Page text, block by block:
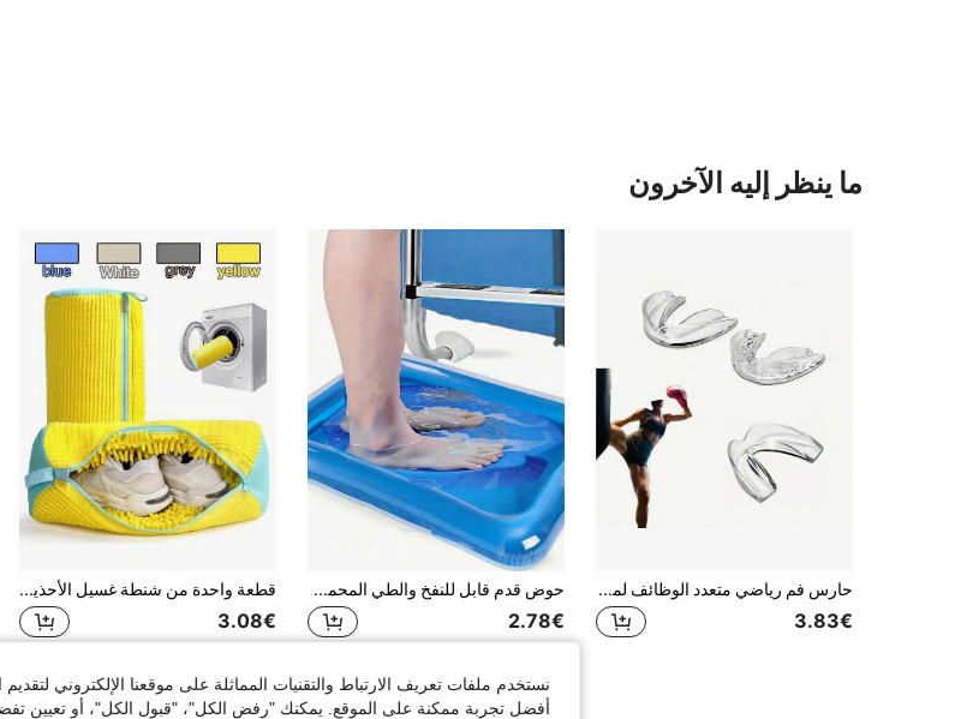
ما ينظر إليه الآخرون
حارس فم رياضي متعدد الوظائف لملاكمة الساندا 2 قطعة، يحمي أسنانك أثناء النوم، يمنع حبس الهواء والصدمات الفموية، الأسنان، صدمات وجهية
3.83€
حوض قدم قابل للنفخ والطي المحمول، تصميم مقاوم للماء ومتين، متعدد الوظائف لنقع القدمين وتنظيف المسبح والاستخدام المنزلي، ضروري لصيانة المسبح موفر للمساحة
2.78€
قطعة واحدة من شنطة غسيل الأحذية 360 درجة، مصنوعة من مادة النايلون، مناسبة لجميع أنواع الأحذية - مضادة للتشوه، قابلة لإعادة الاستخدام، مزودة بسحاب قوي، تنظيف عميق 360 درجة، قابلة للغسيل في الغسالة، تجفيف هوائي، بطانة من الفرو الناعم، مثالية للأحذية الرياضية والكاجوال
3.08€
نستخدم ملفات تعريف الارتباط والتقنيات المماثلة على موقعنا الإلكتروني
أفضل تجربة ممكنة على الموقع. يمكنك "رفض الكل"، "قبول الكل"، أو تعيين